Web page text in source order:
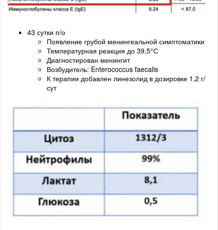
43 сутки п/о
Появление грубой менингеальной симптоматики
Температурная реакция до 39,5°С
Диагностирован менингит
Возбудитель: Enterococcus faecalis
К терапии добавлен линезолид в дозировке 1,2 г/
сут